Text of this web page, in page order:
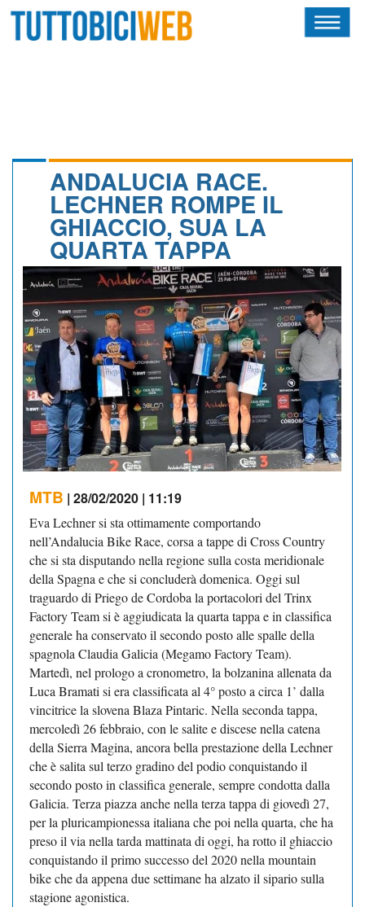
CALENDARIO
ALBI D'ORO
NEWSLETTER
ANDALUCIA RACE.
LECHNER ROMPE IL
GHIACCIO, SUA LA
QUARTA TAPPA
MTB | 28/02/2020 | 11:19
Eva Lechner si sta ottimamente comportando
nell’Andalucia Bike Race, corsa a tappe di Cross Country
che si sta disputando nella regione sulla costa meridionale
della Spagna e che si concluderà domenica. Oggi sul
traguardo di Priego de Cordoba la portacolori del Trinx
Factory Team si è aggiudicata la quarta tappa e in classifica
generale ha conservato il secondo posto alle spalle della
spagnola Claudia Galicia (Megamo Factory Team).
Martedì, nel prologo a cronometro, la bolzanina allenata da
Luca Bramati si era classificata al 4° posto a circa 1’ dalla
vincitrice la slovena Blaza Pintaric. Nella seconda tappa,
mercoledì 26 febbraio, con le salite e discese nella catena
della Sierra Magina, ancora bella prestazione della Lechner
che è salita sul terzo gradino del podio conquistando il
secondo posto in classifica generale, sempre condotta dalla
Galicia. Terza piazza anche nella terza tappa di giovedì 27,
per la pluricampionessa italiana che poi nella quarta, che ha
preso il via nella tarda mattinata di oggi, ha rotto il ghiaccio
conquistando il primo successo del 2020 nella mountain
bike che da appena due settimane ha alzato il sipario sulla
stagione agonistica.